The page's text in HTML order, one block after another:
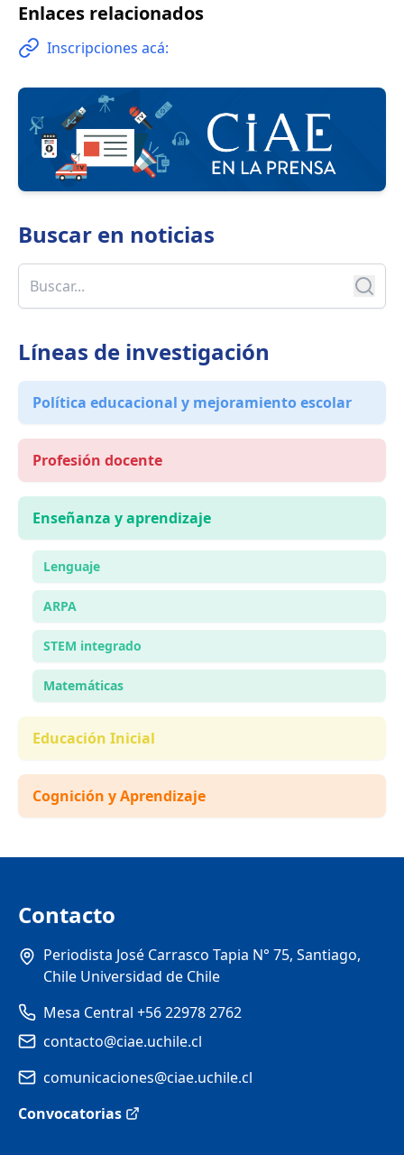
Enlaces relacionados
Inscripciones acá:
Buscar en noticias
Líneas de investigación
Política educacional y mejoramiento escolar
Profesión docente
Enseñanza y aprendizaje
Lenguaje
ARPA
STEM integrado
Matemáticas
Educación Inicial
Cognición y Aprendizaje
Contacto
Periodista José Carrasco Tapia N° 75, Santiago,
Chile Universidad de Chile
Mesa Central +56 22978 2762
contacto@ciae.uchile.cl
comunicaciones@ciae.uchile.cl
Convocatorias